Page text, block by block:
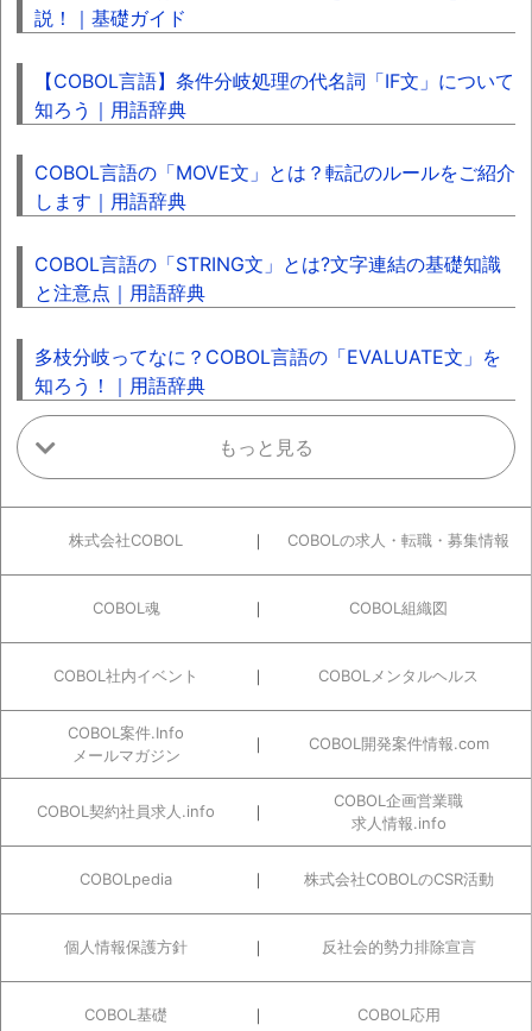
説！｜基礎ガイド
【COBOL言語】条件分岐処理の代名詞「IF文」について
知ろう｜用語辞典
COBOL言語の「MOVE文」とは？転記のルールをご紹介
します｜用語辞典
COBOL言語の「STRING文」とは?文字連結の基礎知識
と注意点｜用語辞典
多枝分岐ってなに？COBOL言語の「EVALUATE文」を
知ろう！｜用語辞典
株式会社COBOL COBOLの求人・転職・募集情報
COBOL魂 COBOL組織図
COBOL社内イベント COBOLメンタルヘルス
COBOL案件.Info
メールマガジン
COBOL開発案件情報.com
COBOL契約社員求人.info
COBOL企画営業職
求人情報.info
COBOLpedia 株式会社COBOLのCSR活動
個人情報保護方針 反社会的勢力排除宣言
COBOL基礎 COBOL応用